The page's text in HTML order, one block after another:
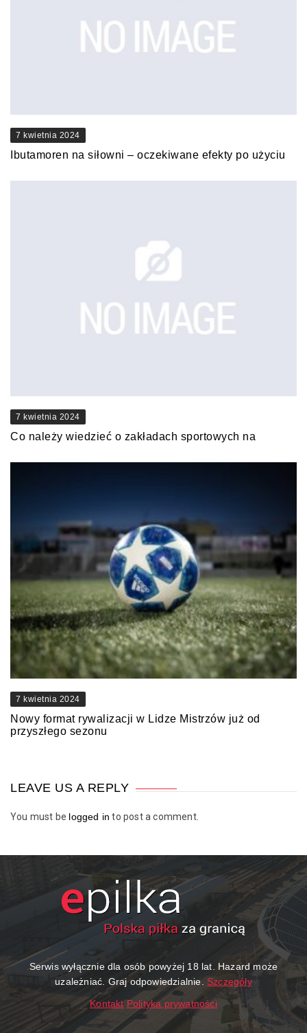
7 kwietnia 2024
Ibutamoren na siłowni – oczekiwane efekty po użyciu
7 kwietnia 2024
Co należy wiedzieć o zakładach sportowych na
7 kwietnia 2024
Nowy format rywalizacji w Lidze Mistrzów już od
przyszłego sezonu
LEAVE US A REPLY
You must be logged in to post a comment.
Serwis wyłącznie dla osób powyżej 18 lat. Hazard może
uzależniać. Graj odpowiedzialnie. Szczegóły
Kontakt Polityka prywatności